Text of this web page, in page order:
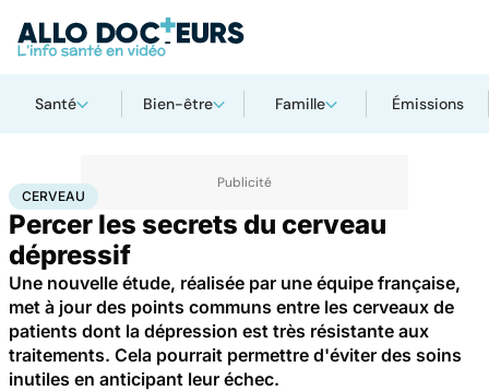
Santé Bien-être Famille Émissions
AccueilSanté
CERVEAU
Percer les secrets du cerveau
dépressif
Une nouvelle étude, réalisée par une équipe française,
met à jour des points communs entre les cerveaux de
patients dont la dépression est très résistante aux
traitements. Cela pourrait permettre d'éviter des soins
inutiles en anticipant leur échec.